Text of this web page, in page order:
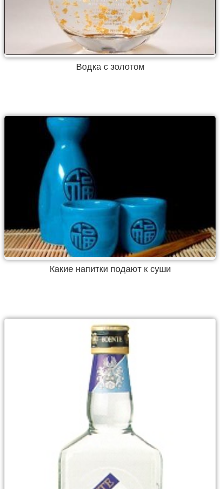
Водка с золотом
Какие напитки подают к суши